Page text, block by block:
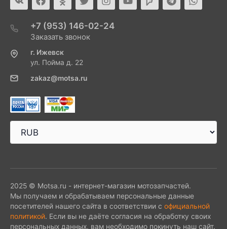
+7 (953) 146-02-24
Заказать звонок
г. Ижевск
ул. Пойма д. 22
zakaz@motsa.ru
2025 © Motsa.ru - интернет-магазин мотозапчастей.
Мы получаем и обрабатываем персональные данные
посетителей нашего сайта в соответствии с официальной
политикой. Если вы не даёте согласия на обработку своих
персональных данных, вам необходимо покинуть наш сайт.